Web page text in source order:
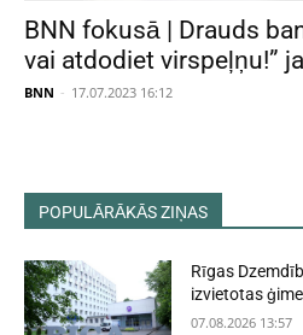
BNN fokusā | Drauds
vai atdodiet virspeļņu!”
BNN - 17.07.2023 16:12
POPULĀRĀKĀS ZIŅAS
Rīgas
izvietotas
07.08.2026 13:57